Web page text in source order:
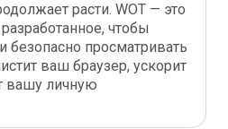
расти. WOT — это
чтобы
безопасно просматривать
ваш браузер, ускорит
вашу личную